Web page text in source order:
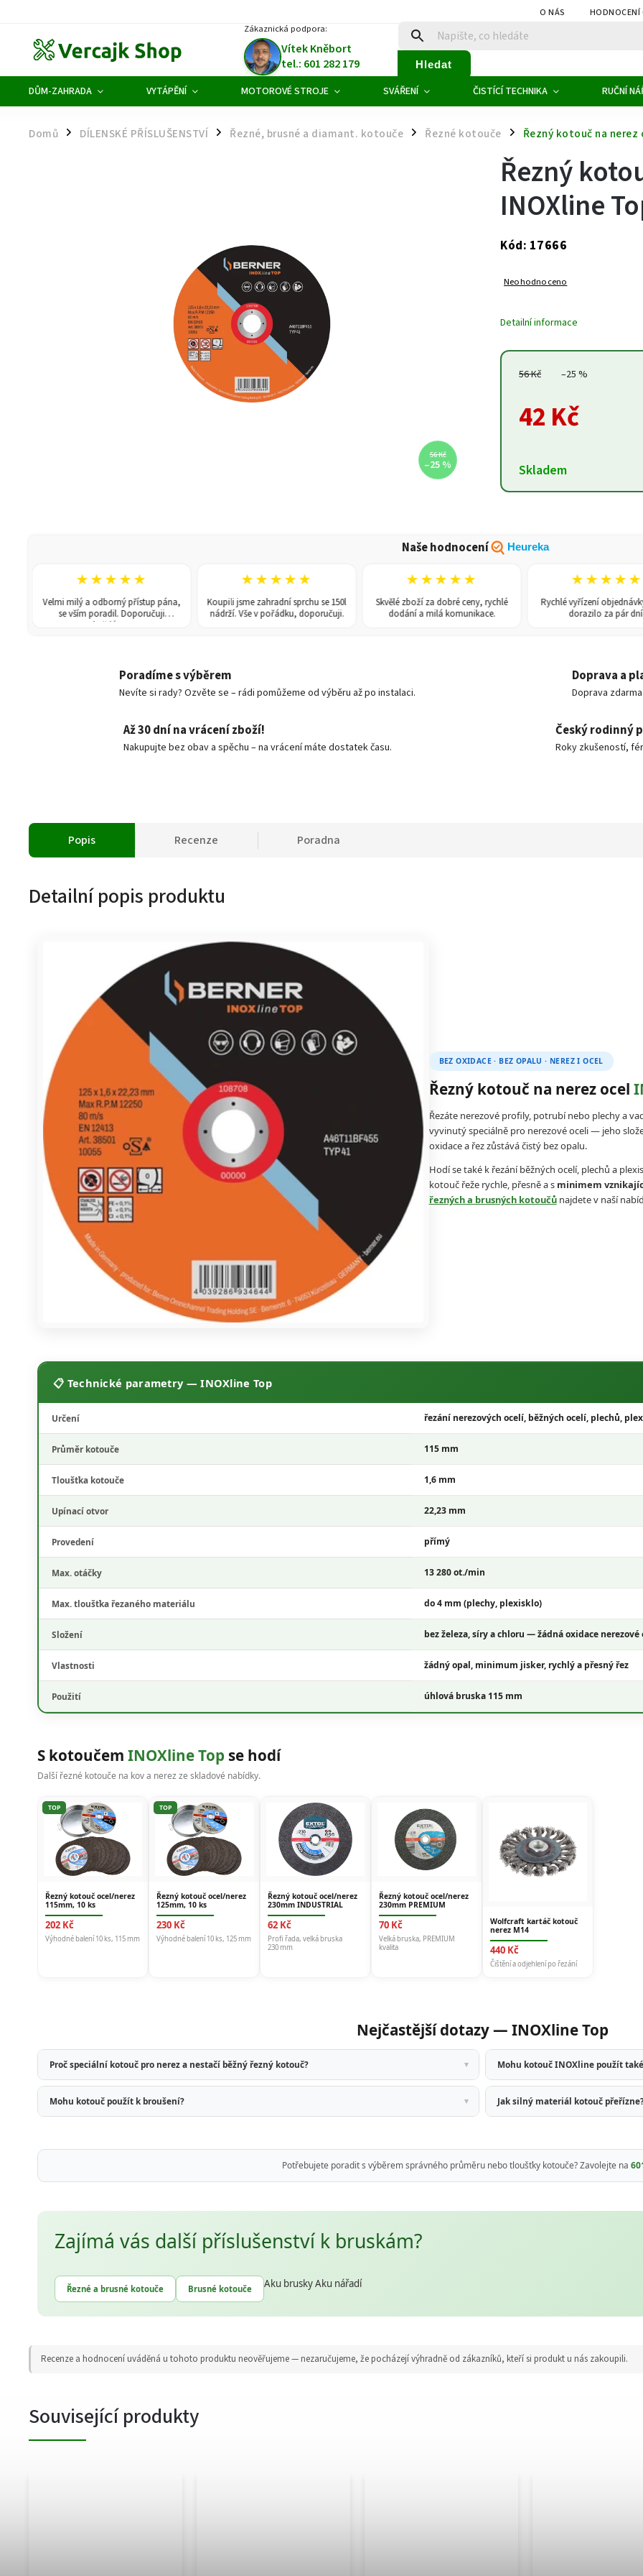
O NÁS HODNOCENÍ
Zákaznická podpora:
Vítek Kněbort
tel.: 601 282 179
Hledat
DŮM-ZAHRADA VYTÁPĚNÍ MOTOROVÉ STROJE SVÁŘENÍ ČISTÍCÍ TECHNIKA RUČNÍ
Domů / DÍLENSKÉ PŘÍSLUŠENSTVÍ / Řezné, brusné a diamant. kotouče / Řezné kotouče / Řezný kotouč na nerez
56 Kč
–25 %
56 Kč –25 %
42 Kč
Skladem
Řezný
INOXline
Kód: 17666
Neohodnoceno
Detailní informace
Naše hodnocení Heureka
★★★★★
Velmi milý a odborný přístup pána,
se vším poradil. Doporučuji
každému!
★★★★★
Koupili jsme zahradní sprchu se 150l
nádrží. Vše v pořádku, doporučuji.
★★★★★
Skvělé zboží za dobré ceny, rychlé
dodání a milá komunikace.
★★★★★
Rychlé vyřízení objednávky,
dorazilo za pár dní.
Poradíme s výběrem
Nevíte si rady? Ozvěte se – rádi pomůžeme od výběru až po instalaci.
Doprava a
Doprava
Až 30 dní na vrácení zboží!
Nakupujte bez obav a spěchu – na vrácení máte dostatek času.
Český rodinný
Roky zkušeností,
Popis Recenze Poradna
Detailní popis produktu
BEZ OXIDACE · BEZ OPALU · NEREZ I OCEL
Řezný kotouč na nerez ocel
Řezáte nerezové profily, potrubí nebo plechy a
vyvinutý speciálně pro nerezové oceli — jeho
oxidace a řez zůstává čistý bez opalu.
Hodí se také k řezání běžných ocelí, plechů a
kotouč řeže rychle, přesně a s minimem
řezných a brusných kotoučůnajdete v naší
📋 Technické parametry — INOXline Top
Určení řezání nerezových ocelí, běžných ocelí, plechů,
Průměr kotouče 115 mm
Tloušťka kotouče 1,6 mm
Upínací otvor 22,23 mm
Provedení přímý
Max. otáčky 13 280ot./min
Max. tloušťka řezaného materiálu do 4 mm (plechy, plexisklo)
Složení bez železa, síry a chloru — žádná oxidace nerezové
Vlastnosti žádný opal, minimum jisker, rychlý a přesný řez
Použití úhlová bruska 115 mm
S kotoučem INOXline Top se hodí
Další řezné kotouče na kov a nerez ze skladové nabídky.
TOP
Řezný kotouč ocel/nerez
115mm, 10 ks
202 Kč
Výhodné balení 10 ks, 115 mm
TOP
Řezný kotouč ocel/nerez
125mm, 10 ks
230 Kč
Výhodné balení 10 ks, 125 mm
Řezný kotouč ocel/nerez
230mm INDUSTRIAL
62 Kč
Profi řada, velká bruska
230 mm
Řezný kotouč ocel/nerez
230mm PREMIUM
70 Kč
Velká bruska, PREMIUM
kvalita
Wolfcraft kartáč kotouč
nerez M14
440 Kč
Čištění a odjehlení po řezání
Nejčastější dotazy — INOXline Top
Proč speciální kotouč pro nerez a nestačí běžný řezný kotouč? Mohu kotouč INOXline použít
Mohu kotouč použít k broušení? Jak silný materiál kotouč
Potřebujete poradit s výběrem správného průměru nebo tloušťky kotouče? Zavolejte na
Zajímá vás další příslušenství k bruskám?
Řezné a brusné kotouče Brusné kotouče Aku brusky Aku nářadí
Recenze a hodnocení uváděná u tohoto produktu neověřujeme — nezaručujeme, že pocházejí výhradně od zákazníků, kteří si produkt u nás zakoupili.
Související produkty